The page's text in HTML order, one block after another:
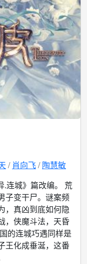
肖向飞 陶慧敏
.连城》篇改编。 荒
子变干尸。谜案频
，真凶到底如何隐
，侠魔斗法，天昏
的连城巧遇同样是
王化成垂涎，这番